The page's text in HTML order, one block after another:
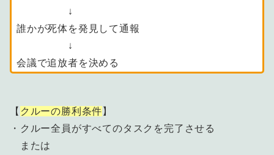
↓
誰かが死体を発見して通報
↓
会議で追放者を決める
【 クルーの勝利条件 】
・クルー全員がすべてのタスクを完了させる
または